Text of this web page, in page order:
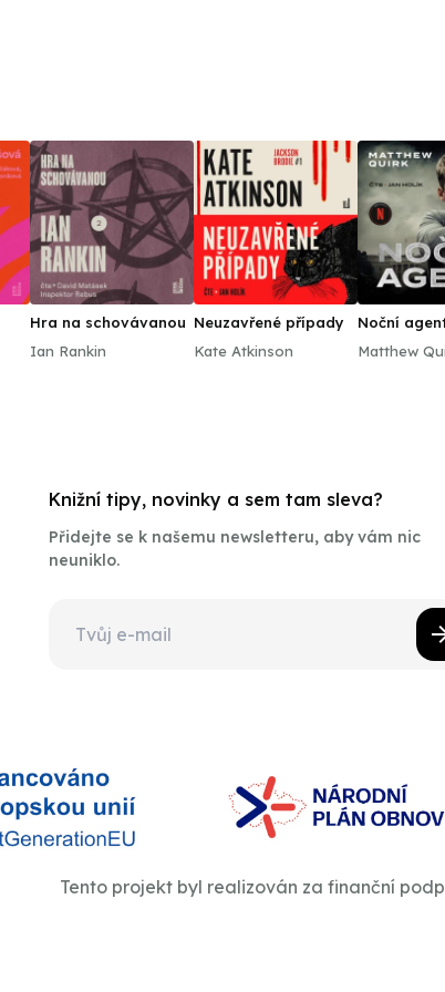
Hra na schovávanou
Ian Rankin
Neuzavřené případy
Kate Atkinson
Noční
Matthew
Knižní tipy, novinky a sem tam sleva?
Přidejte se k našemu newsletteru, aby vám nic
neuniklo.
Tento projekt byl realizován za finanční